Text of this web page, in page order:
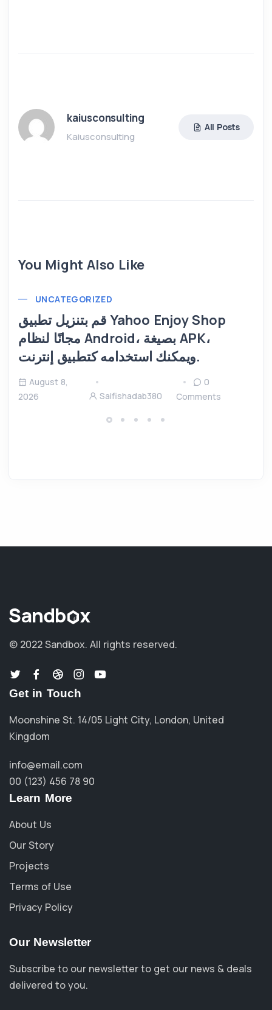
kaiusconsulting
Kaiusconsulting
All Posts
You Might Also Like
UNCATEGORIZED
قم بتنزيل تطبيق Yahoo Enjoy Shop
مجانًا لنظام Android، بصيغة APK،
ويمكنك استخدامه كتطبيق إنترنت.
August 8,
2026
Saifishadab380
0
Comments
© 2022 Sandbox. All rights reserved.
Get in Touch
Moonshine St. 14/05 Light City, London, United
Kingdom
info@email.com
00 (123) 456 78 90
Learn More
About Us
Our Story
Projects
Terms of Use
Privacy Policy
Our Newsletter
Subscribe to our newsletter to get our news & deals
delivered to you.